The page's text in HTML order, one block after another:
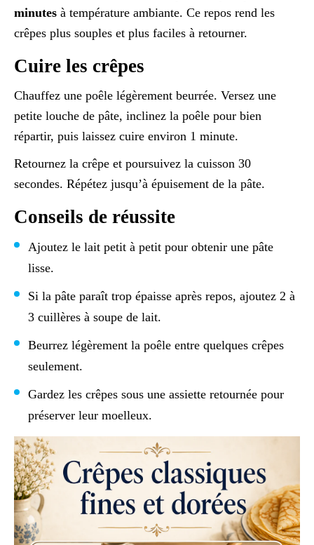
minutes à température ambiante. Ce repos rend les
crêpes plus souples et plus faciles à retourner.
Cuire les crêpes
Chauffez une poêle légèrement beurrée. Versez une
petite louche de pâte, inclinez la poêle pour bien
répartir, puis laissez cuire environ 1 minute.
Retournez la crêpe et poursuivez la cuisson 30
secondes. Répétez jusqu’à épuisement de la pâte.
Conseils de réussite
Ajoutez le lait petit à petit pour obtenir une pâte
lisse.
Si la pâte paraît trop épaisse après repos, ajoutez 2 à
3 cuillères à soupe de lait.
Beurrez légèrement la poêle entre quelques crêpes
seulement.
Gardez les crêpes sous une assiette retournée pour
préserver leur moelleux.